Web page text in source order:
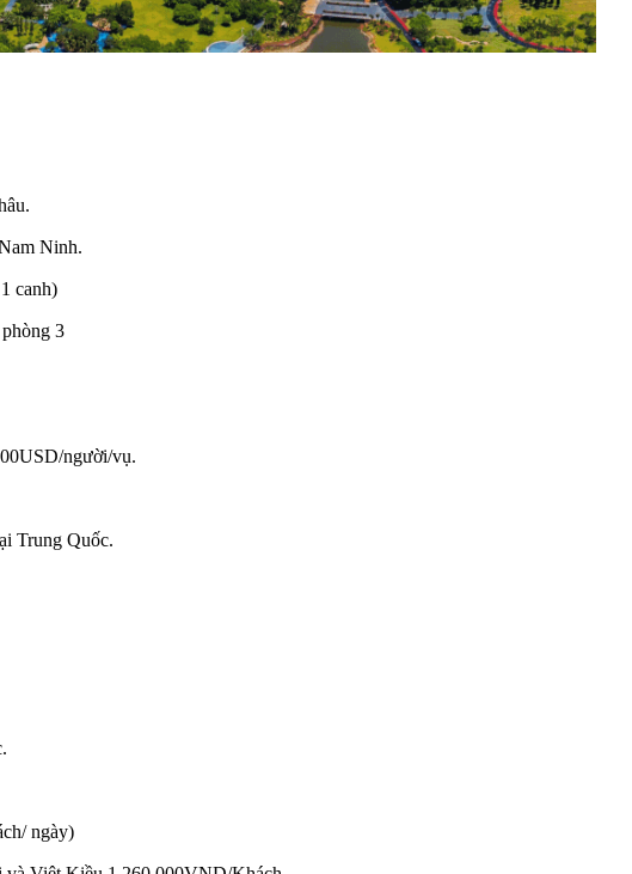
Ninh.
canh)
3
người/vụ.
Trung Quốc.
ngày)